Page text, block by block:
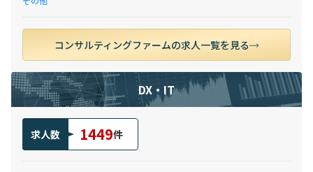
コンサルティングファームの求人一覧を見る
DX・IT
求人数 1449件